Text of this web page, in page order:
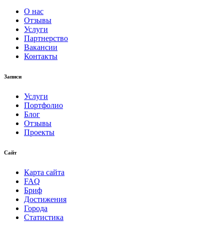
О нас
Отзывы
Услуги
Партнерство
Вакансии
Контакты
Записи
Услуги
Портфолио
Блог
Отзывы
Проекты
Сайт
Карта сайта
FAQ
Бриф
Достижения
Города
Статистика